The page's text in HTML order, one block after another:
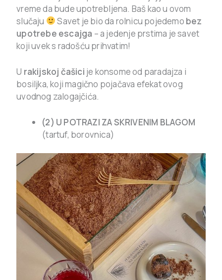
vreme da bude upotrebljena. Baš kao u ovom
slučaju
Savet je bio da rolnicu pojedemo bez
upotrebe escajga – a jedenje prstima je savet
koji uvek s radošću prihvatim!
U rakijskoj čašici je konsome od paradajza i
bosiljka, koji magično pojačava efekat ovog
uvodnog zalogajčića.
(2) U POTRAZI ZA SKRIVENIM BLAGOM
(tartuf, borovnica)